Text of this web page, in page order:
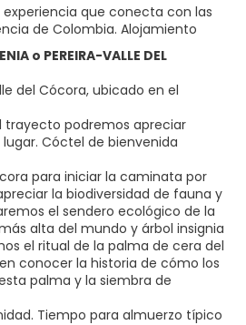
experiencia que conecta con las
de Colombia. Alojamiento
o PEREIRA-VALLE DEL
del Cócora, ubicado en el
trayecto podremos apreciar
Cóctel de bienvenida
para iniciar la caminata por
la biodiversidad de fauna y
el sendero ecológico de la
alta del mundo y árbol insignia
el ritual de la palma de cera del
conocer la historia de cómo los
palma y la siembra de
Tiempo para almuerzo típico